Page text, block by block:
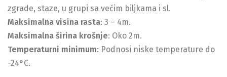
zgrade, staze, u grupi sa većim biljkama i sl.
Maksimalna visina rasta: 3 – 4m.
Maksimalna širina krošnje: Oko 2m.
Temperaturni minimum: Podnosi niske temperature do
-24°C.